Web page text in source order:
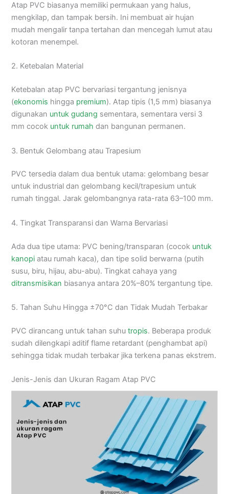
Atap PVC biasanya memiliki permukaan yang halus,
mengkilap, dan tampak bersih. Ini membuat air hujan
mudah mengalir tanpa tertahan dan mencegah lumut atau
kotoran menempel.
2. Ketebalan Material
Ketebalan atap PVC bervariasi tergantung jenisnya
(ekonomis hingga premium). Atap tipis (1,5 mm) biasanya
digunakan untuk gudang sementara, sementara versi 3
mm cocok untuk rumah dan bangunan permanen.
3. Bentuk Gelombang atau Trapesium
PVC tersedia dalam dua bentuk utama: gelombang besar
untuk industrial dan gelombang kecil/trapesium untuk
rumah tinggal. Jarak gelombangnya rata-rata 63–100 mm.
4. Tingkat Transparansi dan Warna Bervariasi
Ada dua tipe utama: PVC bening/transparan (cocok untuk
kanopi atau rumah kaca), dan tipe solid berwarna (putih
susu, biru, hijau, abu-abu). Tingkat cahaya yang
ditransmisikan biasanya antara 20%–80% tergantung tipe.
5. Tahan Suhu Hingga ±70°C dan Tidak Mudah Terbakar
PVC dirancang untuk tahan suhutropis. Beberapa produk
sudah dilengkapi aditif flame retardant (penghambat api)
sehingga tidak mudah terbakar jika terkena panas ekstrem.
Jenis-Jenis dan Ukuran Ragam Atap PVC